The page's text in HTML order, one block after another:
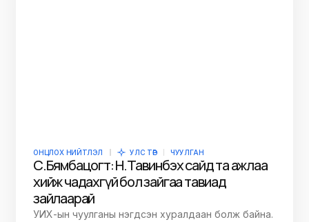
ОНЦЛОХ НИЙТЛЭЛ УЛС ТӨР ЧУУЛГАН
С.Бямбацогт: Н.Тавинбэх сайд та ажлаа
хийж чадахгүй бол зайгаа тавиад
зайлаарай
УИХ-ын чуулганы нэгдсэн хуралдаан болж байна.